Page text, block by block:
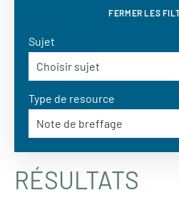
FERMER LES
Sujet
Type de resource
RÉSULTATS